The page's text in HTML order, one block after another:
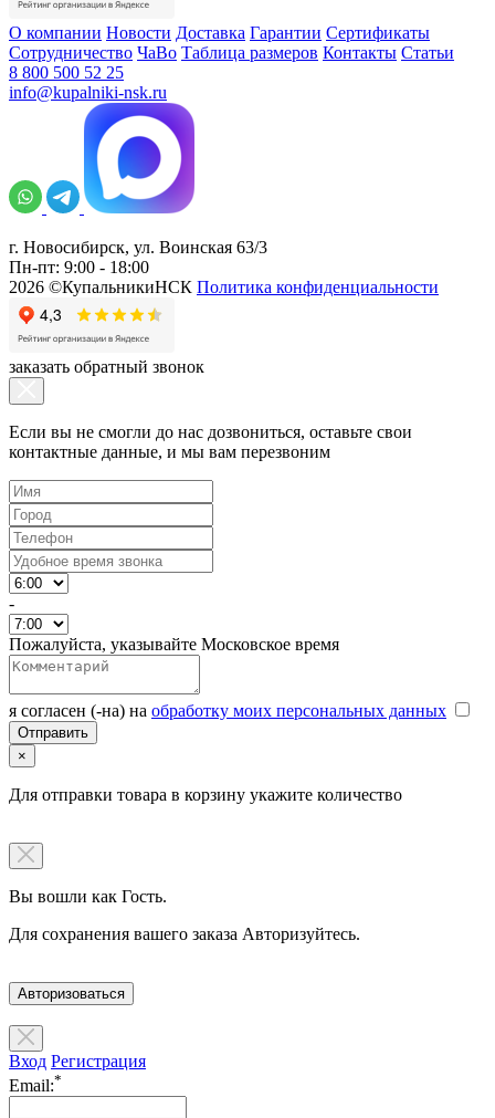
О компании Новости Доставка Гарантии Сертификаты
Сотрудничество ЧаВо Таблица размеров Контакты Статьи
8 800 500 52 25
info@kupalniki-nsk.ru
г. Новосибирск, ул. Воинская 63/3
Пн-пт: 9:00 - 18:00
2026 ©КупальникиНСК Политика конфиденциальности
заказать обратный звонок
Если вы не смогли до нас дозвониться, оставьте свои
контактные данные, и мы вам перезвоним
-
Пожалуйста, указывайте Московское время
я согласен (-на) на обработку моих персональных данных
×
Для отправки товара в корзину укажите количество
Вы вошли как Гость.
Для сохранения вашего заказа Авторизуйтесь.
Авторизоваться
Вход Регистрация
Email:*